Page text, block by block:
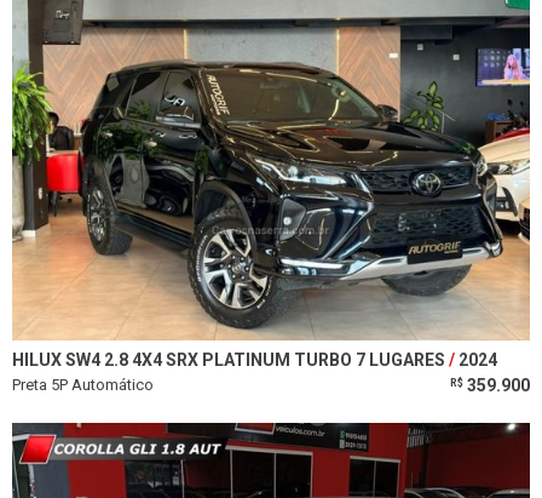
HILUX SW4 2.8 4X4 SRX PLATINUM TURBO 7 LUGARES 2024
Preta 5P Automático R$ 359.900